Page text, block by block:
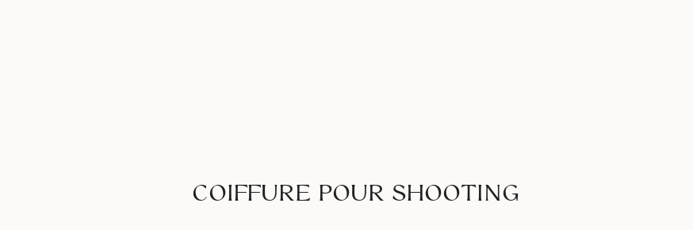
COIFFURE POUR SHOOTING